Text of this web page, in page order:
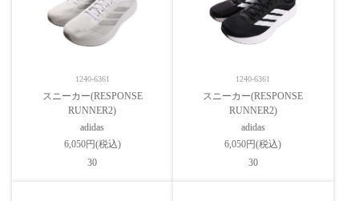
1240-6361
スニーカー(RESPONSE
RUNNER2)
adidas
6,050円(税込)
30
1240-6361
スニーカー(RESPONSE
RUNNER2)
adidas
6,050円(税込)
30